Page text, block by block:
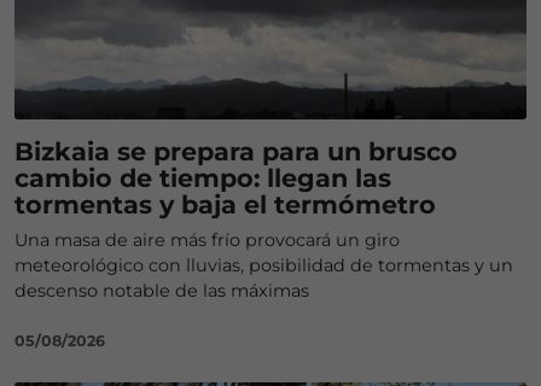
Bizkaia se prepara para un brusco
cambio de tiempo: llegan las
tormentas y baja el termómetro
Una masa de aire más frío provocará un giro
meteorológico con lluvias, posibilidad de tormentas y un
descenso notable de las máximas
05/08/2026